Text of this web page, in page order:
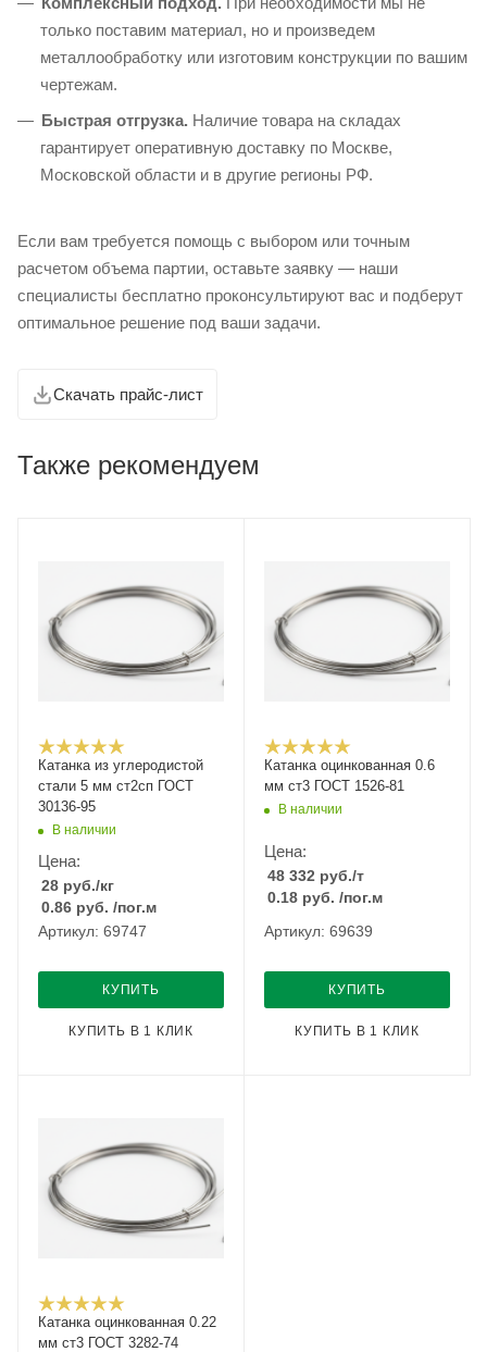
только поставим материал, но и произведем
металлообработку или изготовим конструкции по вашим
чертежам.
Быстрая отгрузка. Наличие товара на складах
гарантирует оперативную доставку по Москве,
Московской области и в другие регионы РФ.
Если вам требуется помощь с выбором или точным
расчетом объема партии, оставьте заявку — наши
специалисты бесплатно проконсультируют вас и подберут
оптимальное решение под ваши задачи.
Скачать прайс-лист
Также рекомендуем
Катанка из углеродистой
стали 5 мм ст2сп ГОСТ
30136-95
В наличии
Цена:
28 руб./кг
0.86 руб. /пог.м
Артикул: 69747
КУПИТЬ
КУПИТЬ В 1 КЛИК
Катанка оцинкованная 0.6
мм ст3 ГОСТ 1526-81
В наличии
Цена:
48 332 руб./т
0.18 руб. /пог.м
Артикул: 69639
КУПИТЬ
КУПИТЬ В 1 КЛИК
Катанка оцинкованная 0.22
мм ст3 ГОСТ 3282-74